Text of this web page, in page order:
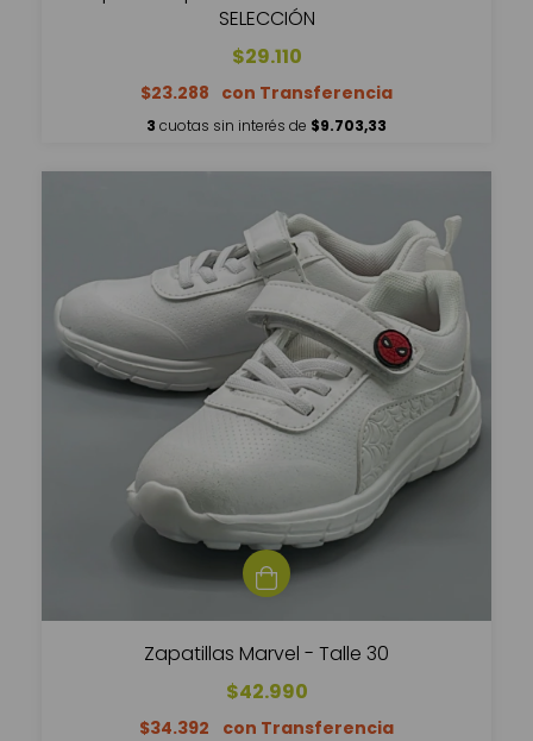
SELECCIÓN
$29.110
$23.288
3 cuotas sin interés de $9.703,33
Zapatillas Marvel - Talle 30
$42.990
$34.392